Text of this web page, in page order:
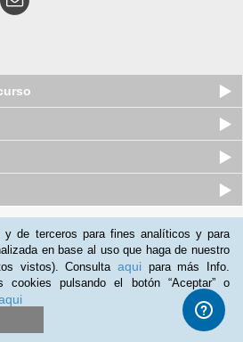
y de terceros para fines analíticos y para
en base al uso que haga de nuestro
vistos). Consulta aqui para más Info.
cookies pulsando el botón “Aceptar” o
|Programa de Afiliación
2026 Aprendum
LLámanos: